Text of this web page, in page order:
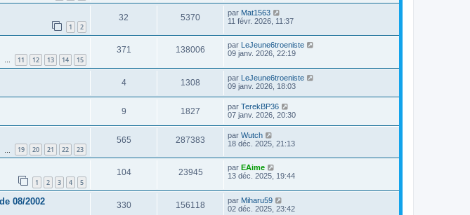
1 2
32 5370 par Mat1563
11 févr. 2026, 11:37
… 11 12 13 14 15
371 138006 par LeJeune6troeniste
09 janv. 2026, 22:19
4 1308 par LeJeune6troeniste
09 janv. 2026, 18:03
9 1827 par TerekBP36
07 janv. 2026, 20:30
19 20 21 22 23
565 287383 par Wutch
18 déc. 2025, 21:13
1 2 3 4 5
104 23945 par EAime
13 déc. 2025, 19:44
08/2002
330 156118 par Miharu59
02 déc. 2025, 23:42